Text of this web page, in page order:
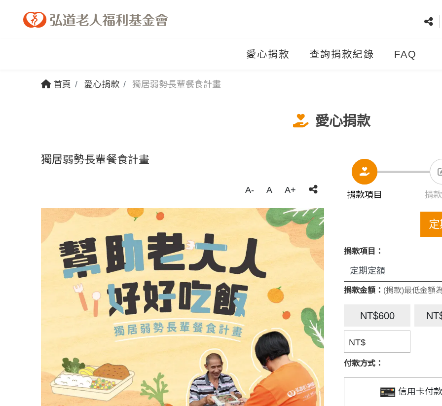
愛心捐款 查詢捐款紀錄 FAQ
首頁 愛心捐款 獨居弱勢長輩餐食計畫
愛心捐款
獨居弱勢長輩餐食計畫
A- A A+ 捐款項目 捐
捐款項目：
捐款金額： (捐款)最低金額
NT$600
NT$
付款方式：
信用卡付款